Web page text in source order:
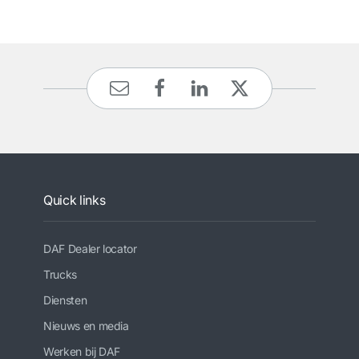
Quick links
DAF Dealer locator
Trucks
Diensten
Nieuws en media
Werken bij DAF